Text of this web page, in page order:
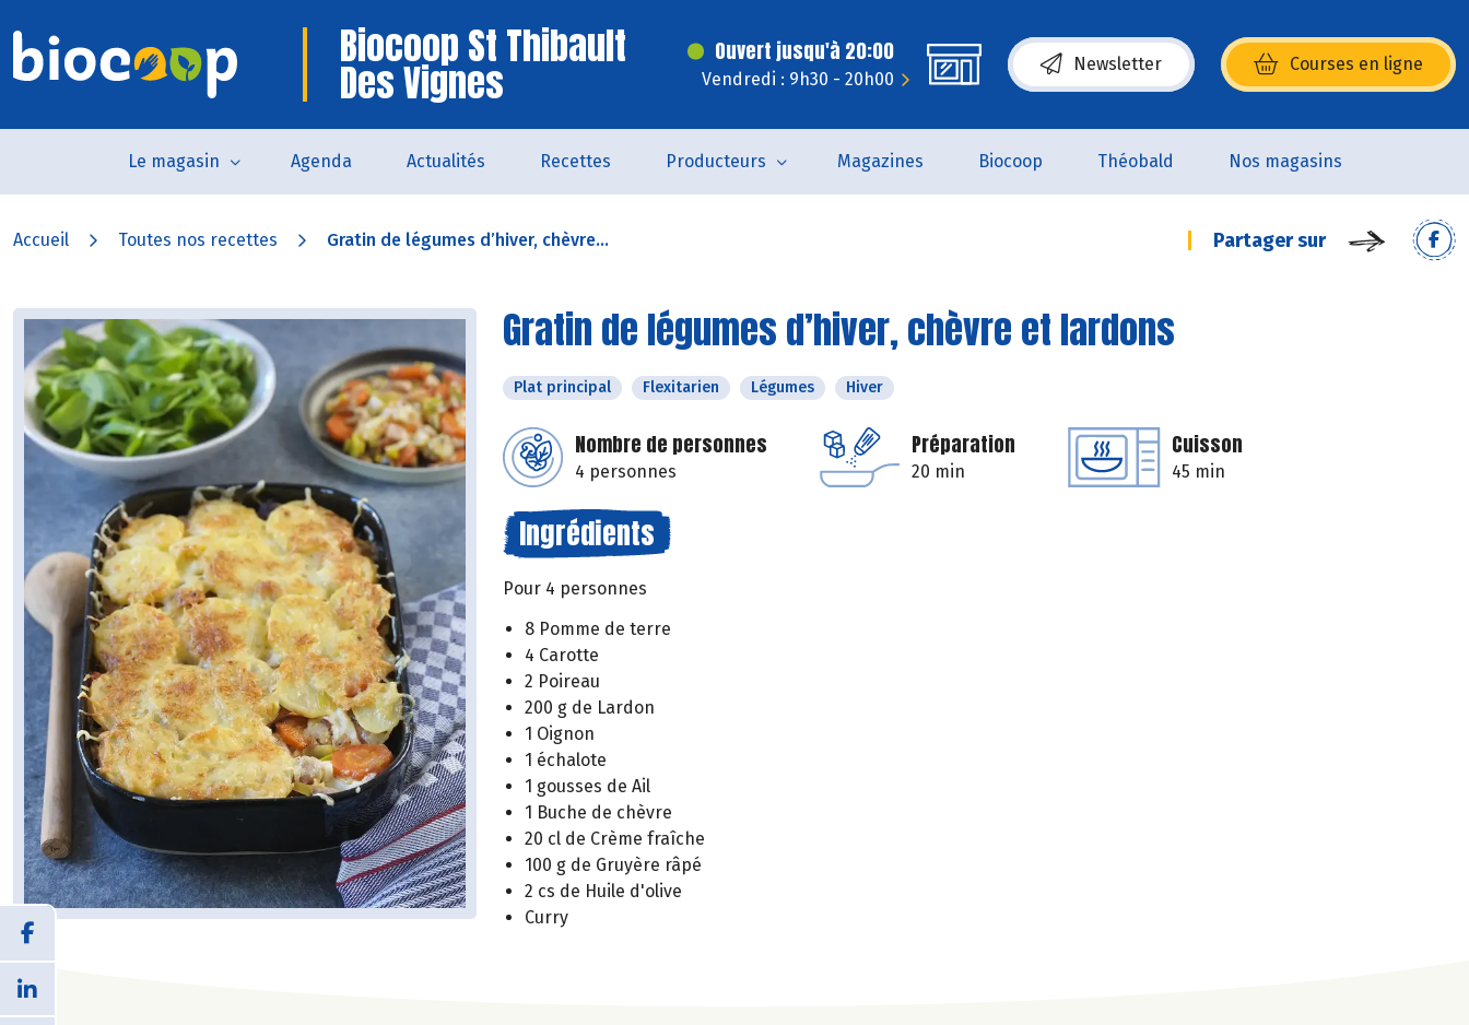
Biocoop St Thibault
Des Vignes
Ouvert jusqu'à 20:00
Vendredi : 9h30 - 20h00
Newsletter Courses en ligne
(s’ouvre dans une nouvelle fenêtre)
Le magasin Agenda Actualités Recettes Producteurs Magazines Biocoop Théobald Nos magasins
Accueil Toutes nos recettes Gratin de légumes d’hiver, chèvre... Partager sur
Gratin de légumes d’hiver, chèvre et lardons
Plat principal Flexitarien Légumes Hiver
Nombre de personnes
4 personnes
Préparation
20 min
Cuisson
45 min
Ingrédients
Pour 4 personnes
8 Pomme de terre
4 Carotte
2 Poireau
200 g de Lardon
1 Oignon
1 échalote
1 gousses de Ail
1 Buche de chèvre
20 cl de Crème fraîche
100 g de Gruyère râpé
2 cs de Huile d'olive
Curry